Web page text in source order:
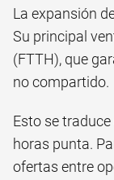
La expansión
Su principal
(FTTH), que
no compartido.
Esto se
horas punta.
ofertas entre